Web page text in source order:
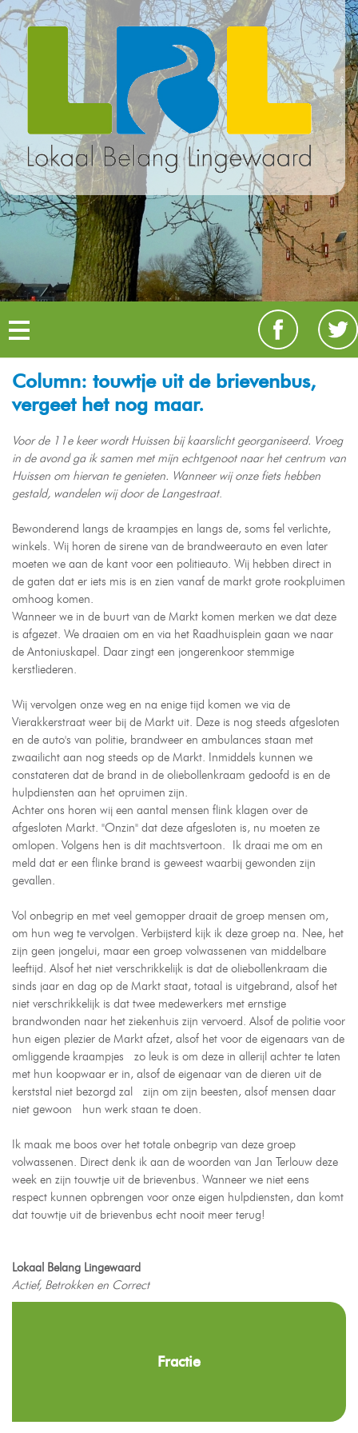
Column: touwtje uit de brievenbus,
vergeet het nog maar.
Voor de 11e keer wordt Huissen bij kaarslicht georganiseerd. Vroeg
in de avond ga ik samen met mijn echtgenoot naar het centrum van
Huissen om hiervan te genieten. Wanneer wij onze fiets hebben
gestald, wandelen wij door de Langestraat.
Bewonderend langs de kraampjes en langs de, soms fel verlichte,
winkels. Wij horen de sirene van de brandweerauto en even later
moeten we aan de kant voor een politieauto. Wij hebben direct in
de gaten dat er iets mis is en zien vanaf de markt grote rookpluimen
omhoog komen.
Wanneer we in de buurt van de Markt komen merken we dat deze
is afgezet. We draaien om en via het Raadhuisplein gaan we naar
de Antoniuskapel. Daar zingt een jongerenkoor stemmige
kerstliederen.
Wij vervolgen onze weg en na enige tijd komen we via de
Vierakkerstraat weer bij de Markt uit. Deze is nog steeds afgesloten
en de auto's van politie, brandweer en ambulances staan met
zwaailicht aan nog steeds op de Markt. Inmiddels kunnen we
constateren dat de brand in de oliebollenkraam gedoofd is en de
hulpdiensten aan het opruimen zijn.
Achter ons horen wij een aantal mensen flink klagen over de
afgesloten Markt. "Onzin" dat deze afgesloten is, nu moeten ze
omlopen. Volgens hen is dit machtsvertoon. Ik draai me om en
meld dat er een flinke brand is geweest waarbij gewonden zijn
gevallen.
Vol onbegrip en met veel gemopper draait de groep mensen om,
om hun weg te vervolgen. Verbijsterd kijk ik deze groep na. Nee, het
zijn geen jongelui, maar een groep volwassenen van middelbare
leeftijd. Alsof het niet verschrikkelijk is dat de oliebollenkraam die
sinds jaar en dag op de Markt staat, totaal is uitgebrand, alsof het
niet verschrikkelijk is dat twee medewerkers met ernstige
brandwonden naar het ziekenhuis zijn vervoerd. Alsof de politie voor
hun eigen plezier de Markt afzet, alsof het voor de eigenaars van de
omliggende kraampjes zo leuk is om deze in allerijl achter te laten
met hun koopwaar er in, alsof de eigenaar van de dieren uit de
kerststal niet bezorgd zal zijn om zijn beesten, alsof mensen daar
niet gewoon hun werk staan te doen.
Ik maak me boos over het totale onbegrip van deze groep
volwassenen. Direct denk ik aan de woorden van Jan Terlouw deze
week en zijn touwtje uit de brievenbus. Wanneer we niet eens
respect kunnen opbrengen voor onze eigen hulpdiensten, dan komt
dat touwtje uit de brievenbus echt nooit meer terug!
Lokaal Belang Lingewaard
Actief, Betrokken en Correct
Fractie